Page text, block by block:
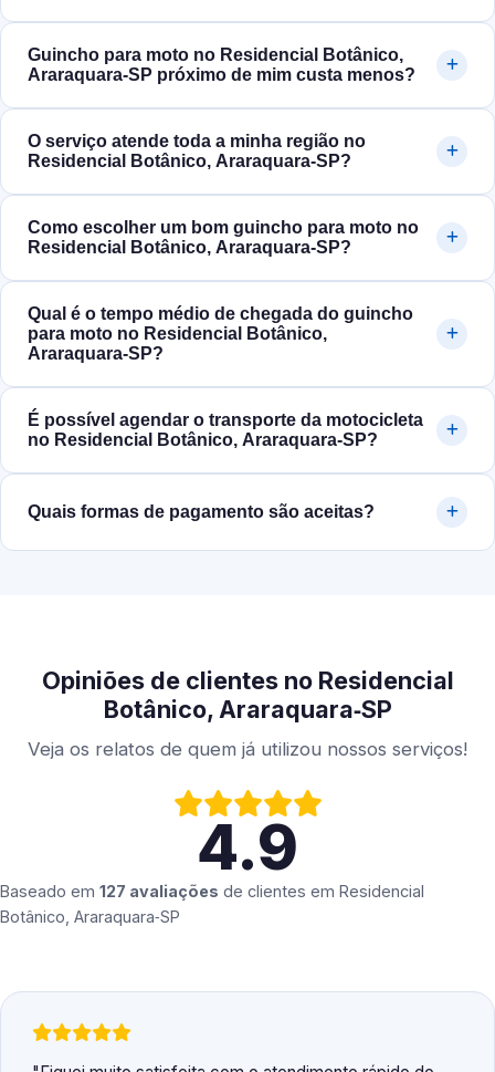
Guincho para moto no Residencial Botânico,
Araraquara‑SP próximo de mim custa menos?
O serviço atende toda a minha região no
Residencial Botânico, Araraquara‑SP?
Como escolher um bom guincho para moto no
Residencial Botânico, Araraquara‑SP?
Qual é o tempo médio de chegada do guincho
para moto no Residencial Botânico,
Araraquara‑SP?
É possível agendar o transporte da motocicleta
no Residencial Botânico, Araraquara‑SP?
Quais formas de pagamento são aceitas?
Opiniões de clientes no Residencial
Botânico, Araraquara‑SP
Veja os relatos de quem já utilizou nossos serviços!
4.9
Baseado em 127 avaliações de clientes em Residencial
Botânico, Araraquara‑SP